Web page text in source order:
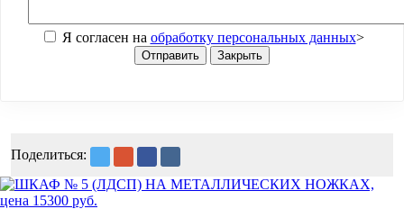
Я согласен на обработку персональных данных>
Отправить Закрыть
Поделиться: